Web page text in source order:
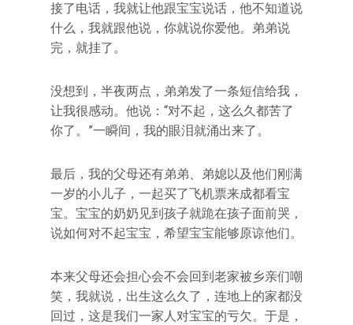
接了电话，我就让他跟宝宝说话，他不知道说
什么，我就跟他说，你就说你爱他。弟弟说
完，就挂了。
没想到，半夜两点，弟弟发了一条短信给我，
让我很感动。他说：“对不起，这么久都苦了
你了。”一瞬间，我的眼泪就涌出来了。
最后，我的父母还有弟弟、弟媳以及他们刚满
一岁的小儿子，一起买了飞机票来成都看宝
宝。宝宝的奶奶见到孩子就跪在孩子面前哭，
说如何对不起宝宝，希望宝宝能够原谅他们。
本来父母还会担心会不会回到老家被乡亲们嘲
笑，我就说，出生这么久了，连地上的家都没
回过，这是我们一家人对宝宝的亏欠。于是，